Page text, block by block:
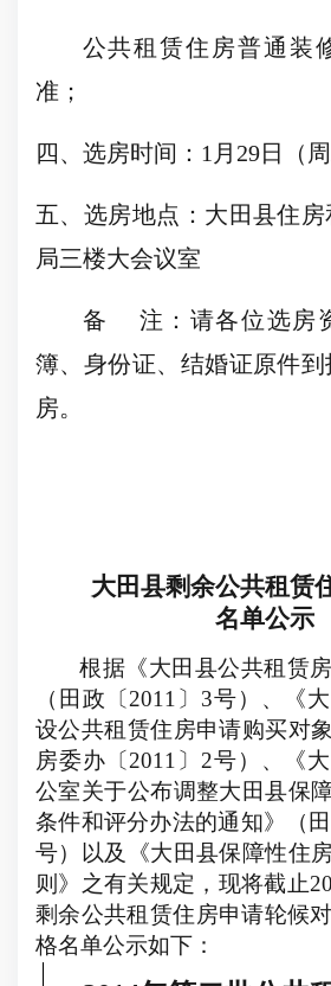
公共租赁住房普通装
准；
四、选房时间： 1 月 29日 （
五、选房地点： 大田县住
局三楼大会议室
备 注： 请各位选房
簿、身份证、结婚证原件
房。
大田县剩余公共租赁
名单公示
根据《大田县公共租赁
（田政〔 2011 〕 3号）、《
设公共租赁住房申请购买对
房委办〔 2011 〕 2号）、《
公室关于公布调整大田县保
条件和评分办法的通知》（
号）以及《大田县保障性住
则》之有关规定，现将截止
剩余公共租赁住房申请轮候
格名单公示如下：